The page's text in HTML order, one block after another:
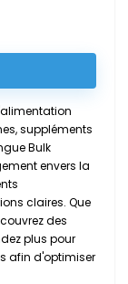
suppléments
Bulk
envers la
claires. Que
des
plus pour
afin d'optimiser